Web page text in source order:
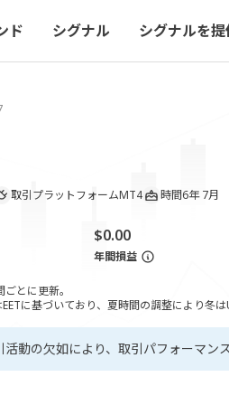
ド シグナル シグナルを提
取引プラットフォームMT4 時間6年 7月
$0.00
年間損益
とに更新。
に基づいており、夏時間の調整により冬
動の欠如により、取引パフォーマン